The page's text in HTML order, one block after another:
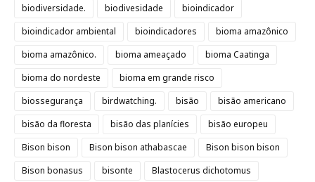
biodiversidade.
biodivesidade
bioindicador
bioindicador ambiental
bioindicadores
bioma amazônico
bioma amazônico.
bioma ameaçado
bioma Caatinga
bioma do nordeste
bioma em grande risco
biossegurança
birdwatching. bisão
bisão americano
bisão da floresta
bisão das planícies
bisão europeu
Bison bison
Bison bison athabascae
Bison bison bison
Bison bonasus
bisonte
Blastocerus dichotomus